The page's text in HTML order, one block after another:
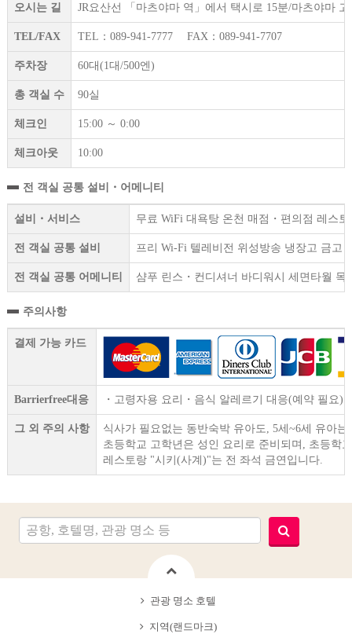
오시는 길 JR요산선 「마츠야마 역」에서 택시로 15분/마츠야마
TEL/FAX TEL：089-941-7777 FAX：089-941-7707
주차장 60대(1대/500엔)
총 객실 수 90실
체크인 15:00 ～ 0:00
체크아웃 10:00
전 객실 공통 설비・어메니티
설비・서비스 무료 WiFi 대욕탕 온천 매점・편의점 레스
전 객실 공통 설비 프리 Wi-Fi 텔레비전 위성방송 냉장고 금고
전 객실 공통 어메니티 샴푸 린스・컨디셔너 바디워시 세면타월
주의사항
결제 가능 카드
Barrierfree대응 ・고령자용 요리・음식 알레르기 대응(예약 필요
그 외 주의 사항
식사가 필요없는 동반숙박 유아도, 5세~6세 유아
초등학교 고학년은 성인 요리로 준비되며, 초등학
레스토랑 "시키(사계)"는 전 좌석 금연입니다.
관광 명소 호텔
지역(랜드마크)